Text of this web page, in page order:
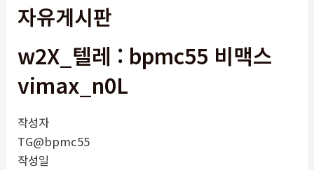
자유게시판
w2X_텔레 : bpmc55 비맥스
vimax_n0L
작성자
TG@bpmc55
작성일